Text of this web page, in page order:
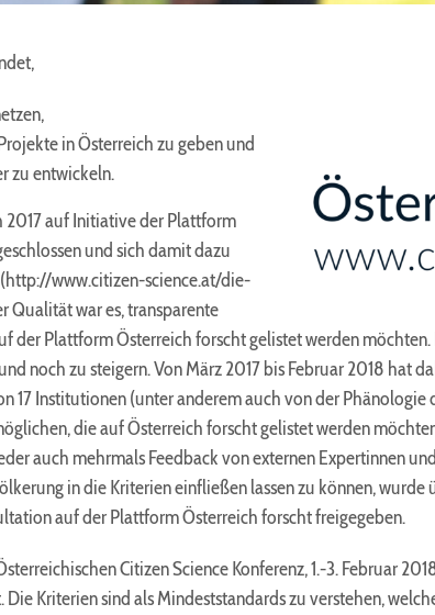
in Österreich zu geben und
zu entwickeln.
2017 auf Initiative der Plattform
und sich damit dazu
www.citizen-science.at/die-
Qualität war es, transparente
der Plattform Österreich forscht gelistet werden
noch zu steigern. Von März 2017 bis Februar 2018 hat
17 Institutionen (unter anderem auch von der Phänologie
die auf Österreich forscht gelistet werden
auch mehrmals Feedback von externen Expertinnen
in die Kriterien einfließen lassen zu können,
auf der Plattform Österreich forscht freigegeben.
Citizen Science Konferenz, 1.-3. Februar
Kriterien sind als Mindeststandards zu verstehen,